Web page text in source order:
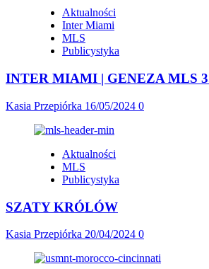
Aktualności
Inter Miami
MLS
Publicystyka
INTER MIAMI | GENEZA MLS
Kasia Przepiórka 16/05/2024 0
Aktualności
MLS
Publicystyka
SZATY KRÓLÓW
Kasia Przepiórka 20/04/2024 0